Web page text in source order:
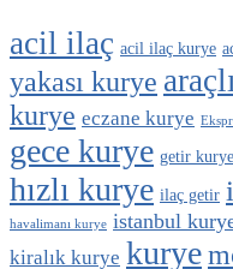
acil ilaç acil ilaç kurye
yakası kurye
kurye eczane kurye
gece kurye getir kurye
hızlı kurye ilaç getir
havalimanı kurye istanbul
kiralık kurye kurye